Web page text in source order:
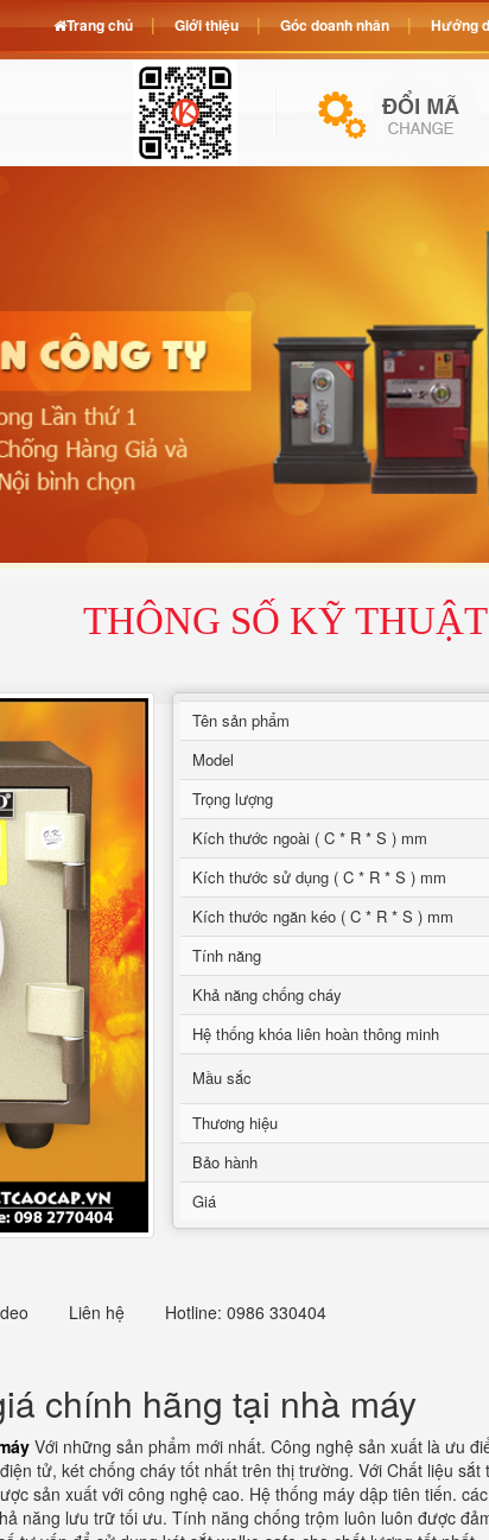
THÔNG SỐ KỸ THUẬT
Tên sản phẩm
Model
Trọng lượng
Kích thước ngoài ( C * R * S ) mm
Kích thước sử dụng ( C * R * S ) mm
Kích thước ngăn kéo ( C * R * S ) mm
Tính năng
Khả năng chống cháy
Hệ thống khóa liên hoàn thông minh
Mầu sắc
Thương hiệu
Bảo hành
Giá
Liên hệ Hotline: 0986 330404
chính hãng tại nhà máy
Với những sản phẩm mới nhất. Công nghệ sản xuất là ưu
tử, két chống cháy tốt nhất trên thị trường. Với Chất liệu
sản xuất với công nghệ cao. Hệ thống máy dập tiên tiến.
năng lưu trữ tối ưu. Tính năng chống trộm luôn luôn được
Trang chủ Giới thiệu Góc doanh nhân Hướng